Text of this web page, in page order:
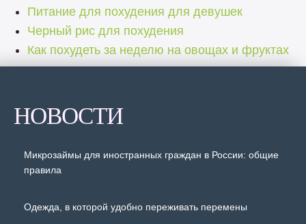
Питание для похудения для девушек
Черный рис для похудения
Как похудеть за неделю на овощах и фруктах
НОВОСТИ
Микрозаймы для иностранных граждан в России: общие
правила
Одежда, в которой удобно переживать перемены